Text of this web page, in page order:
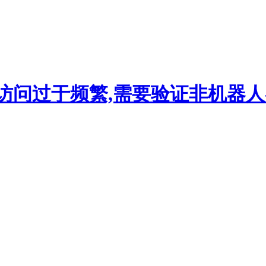
问过于频繁,需要验证非机器